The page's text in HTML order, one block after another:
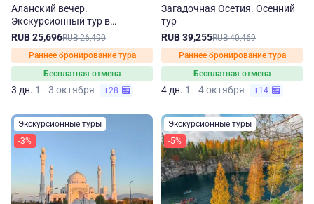
Аланский вечер.
Экскурсионный тур в
Северную Осетию осенью
RUB 25,696RUB 26,490
Раннее бронирование тура
Бесплатная отмена
3 дн. 1—3 октября +28
Загадочная Осетия. Осенний
тур
RUB 39,255RUB 40,469
Раннее бронирование тура
Бесплатная отмена
4 дн. 1—4 октября +14
Экскурсионные туры
-3%
Экскурсионные туры
-5%